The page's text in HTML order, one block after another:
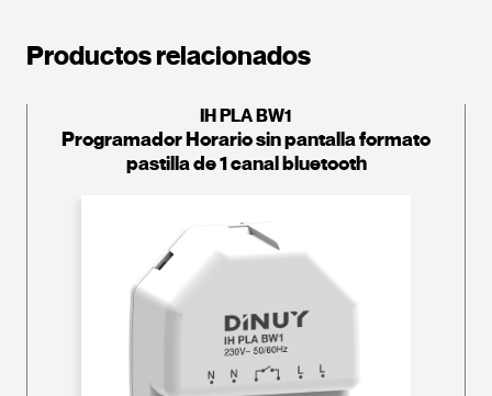
Productos relacionados
IH PLA BW1
Programador Horario sin pantalla formato
pastilla de 1 canal bluetooth